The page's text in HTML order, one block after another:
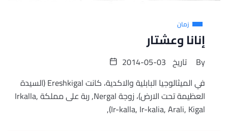
زمان
إنانا وعشتار
By تاريخ 2014-05-03
في الميثالوجيا البابلية والاكدية، كانت Ereshkigal (السيدة
العظيمة تحت الارض)، زوجة Nergal, ربة على مملكة Irkalla,
(Ir-kalla, Ir-kalia, Arali, Kigal,